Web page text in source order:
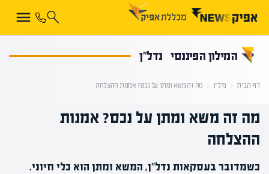
המילון הפיננסי נדל"ן
דף הבית ‹ נדל"ן ‹ מה זה משא ומתן על נכס? אמנות ההצלחה
מה זה משא ומתן על נכס? אמנות
ההצלחה
כשמדובר בעסקאות נדל"ן, המשא ומתן הוא כלי חיוני.